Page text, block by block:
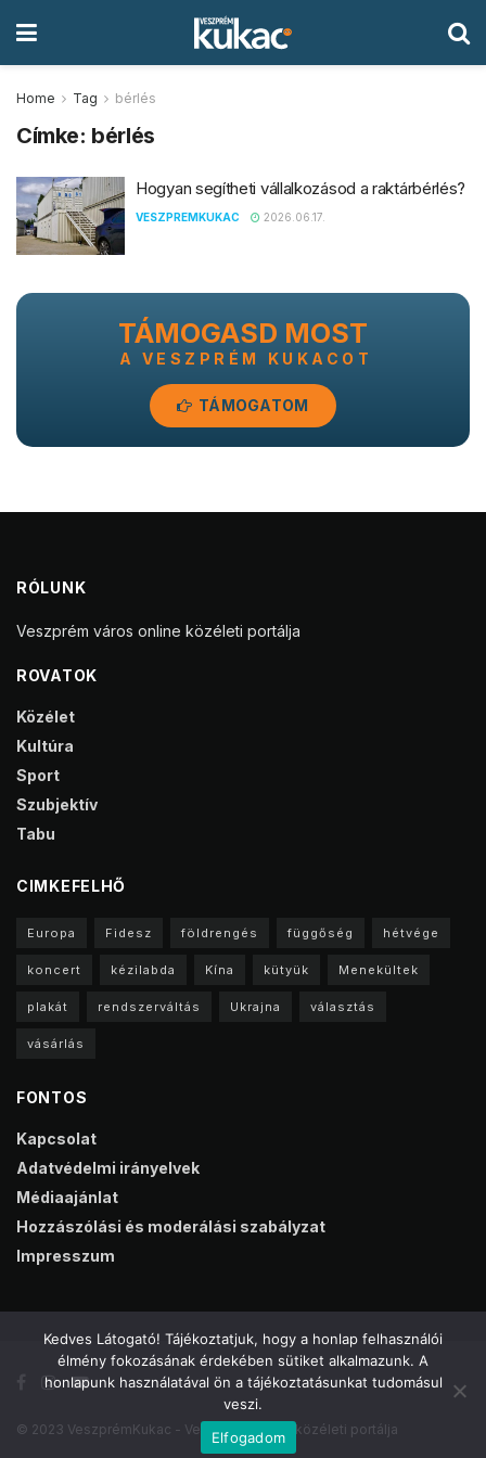
Home Tag bérlés
Címke: bérlés
Hogyan segítheti vállalkozásod a raktárbérlés?
VESZPREMKUKAC 2026.06.17.
TÁMOGASD MOST
A VESZPRÉM KUKACOT
TÁMOGATOM
RÓLUNK
Veszprém város online közéleti portálja
ROVATOK
Közélet
Kultúra
Sport
Szubjektív
Tabu
CIMKEFELHŐ
Europa Fidesz földrengés függőség hétvége
koncert kézilabda Kína kütyük Menekültek
plakát rendszerváltás Ukrajna választás
vásárlás
FONTOS
Kapcsolat
Adatvédelmi irányelvek
Médiaajánlat
Hozzászólási és moderálási szabályzat
Impresszum
© 2023 VeszprémKukac - Veszprém online közéleti portálja
Kedves Látogató! Tájékoztatjuk, hogy a honlap felhasználói
élmény fokozásának érdekében sütiket alkalmazunk. A
honlapunk használatával ön a tájékoztatásunkat tudomásul
veszi.
Elfogadom